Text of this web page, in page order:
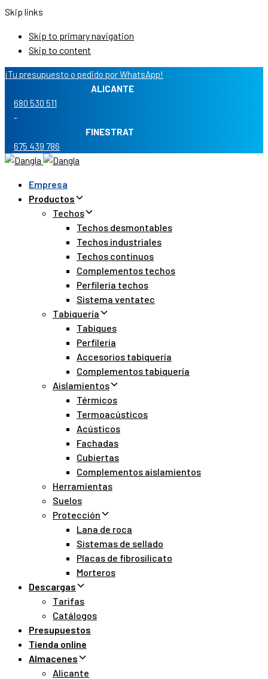
Skip links
Skip to primary navigation
Skip to content
¡Tu presupuesto o pedido por WhatsApp!
ALICANTE
680 530 511
-
FINESTRAT
675 439 786
Empresa
Productos
Techos
Techos desmontables
Techos industriales
Techos continuos
Complementos techos
Perfilería techos
Sistema ventatec
Tabiquería
Tabiques
Perfilería
Accesorios tabiquería
Complementos tabiquería
Aislamientos
Térmicos
Termoacústicos
Acústicos
Fachadas
Cubiertas
Complementos aislamientos
Herramientas
Suelos
Protección
Lana de roca
Sistemas de sellado
Placas de fibrosilicato
Morteros
Descargas
Tarifas
Catálogos
Presupuestos
Tienda online
Almacenes
Alicante